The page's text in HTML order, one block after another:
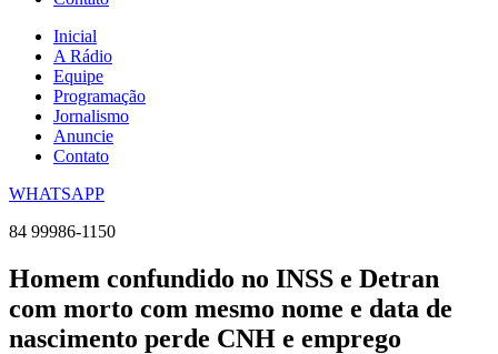
Inicial
A Rádio
Equipe
Programação
Jornalismo
Anuncie
Contato
WHATSAPP
84 99986-1150
Homem confundido no INSS e Detran
com morto com mesmo nome e data de
nascimento perde CNH e emprego